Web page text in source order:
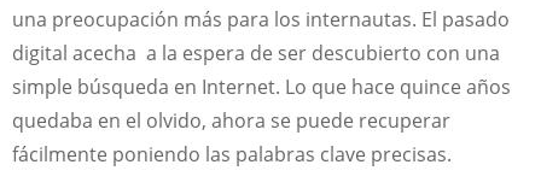
una preocupación más para los internautas. El pasado
digital acecha a la espera de ser descubierto con una
simple búsqueda en Internet. Lo que hace quince años
quedaba en el olvido, ahora se puede recuperar
fácilmente poniendo las palabras clave precisas.